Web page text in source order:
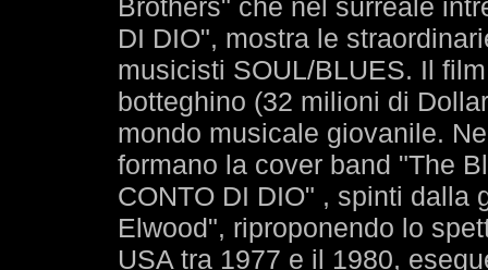
Brothers" che nel surreale
DI DIO", mostra le
musicisti SOUL/BLUES. Il
botteghino (32 milioni di
mondo musicale giovanile.
formano la cover band "The
CONTO DI DIO" , spinti dalla
Elwood", riproponendo lo
USA tra 1977 e il 1980,